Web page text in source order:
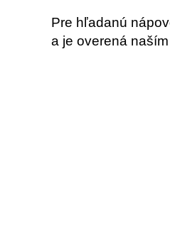
Pre hľadanú
a je overená